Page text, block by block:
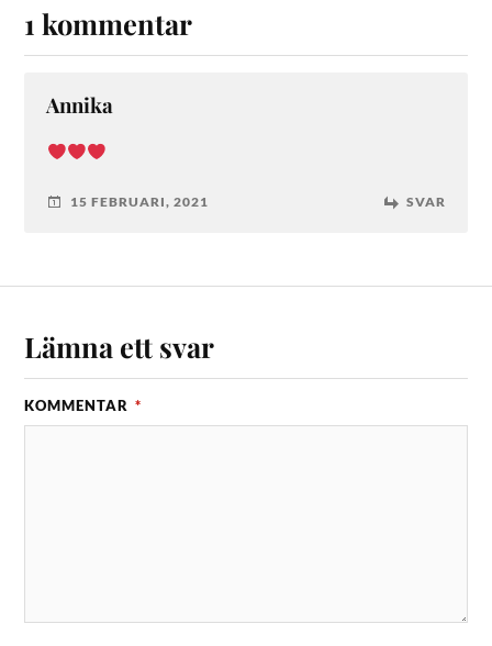
1 kommentar
Annika
15 FEBRUARI, 2021 SVAR
Lämna ett svar
KOMMENTAR *